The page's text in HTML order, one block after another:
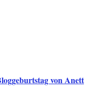
von Anett